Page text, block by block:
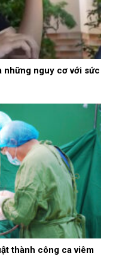
những nguy cơ với sức
thành công ca viêm